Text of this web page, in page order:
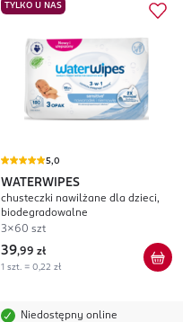
TYLKO U NAS
5,0
WATERWIPES
chusteczki nawilżane dla dzieci,
biodegradowalne
3x60 szt
39,99 zł
1 szt. = 0,22 zł
Niedostępny online